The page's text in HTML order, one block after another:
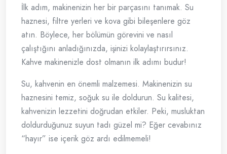
İlk adım, makinenizin her bir parçasını tanımak. Su
haznesi, filtre yerleri ve kova gibi bileşenlere göz
atın. Böylece, her bölümün görevini ve nasıl
çalıştığını anladığınızda, işinizi kolaylaştırırsınız.
Kahve makinenizle dost olmanın ilk adımı budur!
Su, kahvenin en önemli malzemesi. Makinenizin su
haznesini temiz, soğuk su ile doldurun. Su kalitesi,
kahvenizin lezzetini doğrudan etkiler. Peki, musluktan
doldurduğunuz suyun tadı güzel mi? Eğer cevabınız
“hayır” ise içerik göz ardı edilmemeli!